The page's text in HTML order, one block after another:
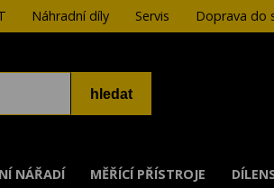
Náhradní díly Servis Doprava do
NÁŘADÍ MĚŘÍCÍ PŘÍSTROJE